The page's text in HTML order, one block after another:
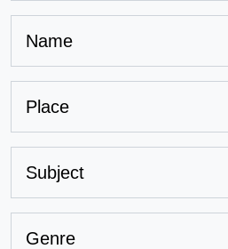
Name
Place
Subject
Genre